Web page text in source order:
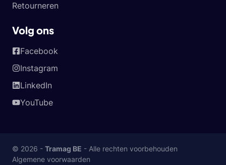
Retourneren
Volg ons
Facebook
Instagram
LinkedIn
YouTube
© 2026 - Tramag BE - Alle rechten voorbehouden
Algemene voorwaarden